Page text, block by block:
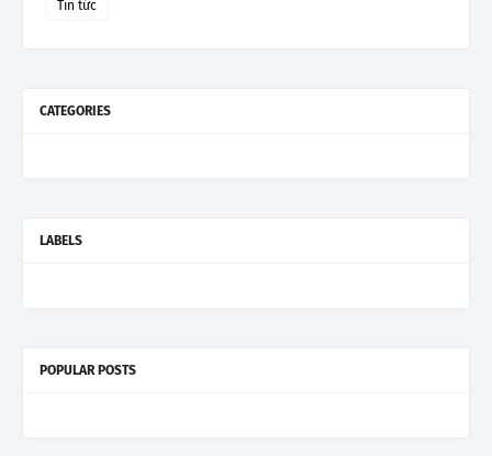
Tin tức
CATEGORIES
LABELS
POPULAR POSTS